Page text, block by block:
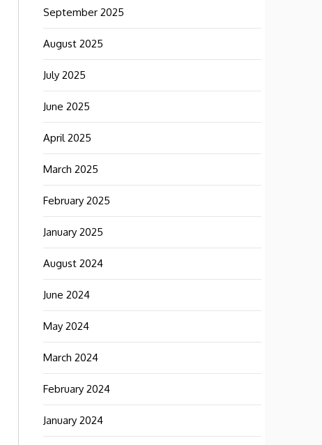
September 2025
August 2025
July 2025
June 2025
April 2025
March 2025
February 2025
January 2025
August 2024
June 2024
May 2024
March 2024
February 2024
January 2024